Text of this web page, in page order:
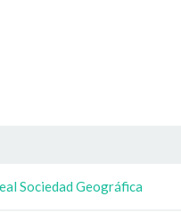
Sociedad Geográfica